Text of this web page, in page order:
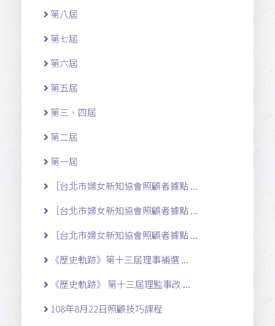
第八屆
第七屆
第六屆
第五屆
第三、四屆
第二屆
第一屆
［台北市婦女新知協會照顧者據點 ...
［台北市婦女新知協會照顧者據點 ...
［台北市婦女新知協會照顧者據點 ...
《歷史軌跡》第十三屆理事補選 ...
《歷史軌跡》 第十三屆理監事改 ...
108年8月22日照顧技巧課程